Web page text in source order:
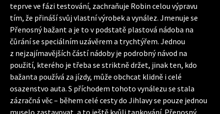
teprve ve fázi testování, zachraňuje Robin celou výpravu
tím, že přináší svůj vlastní výrobek a vynález. Jmenuje se
Přenosný bažant a je to v podstatě plastová nádoba na
čůrání se speciálním uzávěrem a trychtýřem. Jednou
z nejzajímavějších částí nádoby je podrobný návod na
použití, kterého je třeba se striktně držet, jinak ten, kdo
bažanta používá za jízdy, může obchcat klidně i celé
osazenstvo auta. S příchodem tohoto vynálezu se stala
zázračná věc – během celé cesty do Jihlavy se pouze jednou
muselo zastavovat, a to ještě kvůli tankování. Přenosný